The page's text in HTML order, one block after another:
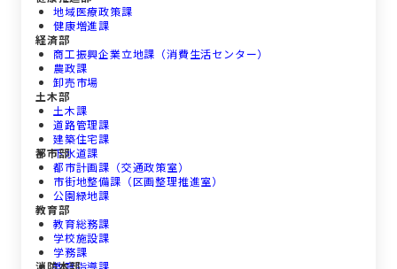
地域医療政策課
健康増進課
経済部
商工振興企業立地課（消費生活センター）
農政課
卸売市場
土木部
土木課
道路管理課
建築住宅課
下水道課
都市部
都市計画課（交通政策室）
市街地整備課（区画整理推進室）
公園緑地課
教育部
教育総務課
学校施設課
学務課
教育指導課
消防本部